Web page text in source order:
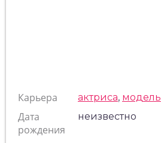
Карьера актриса, модель
Дата
рождения
неизвестно